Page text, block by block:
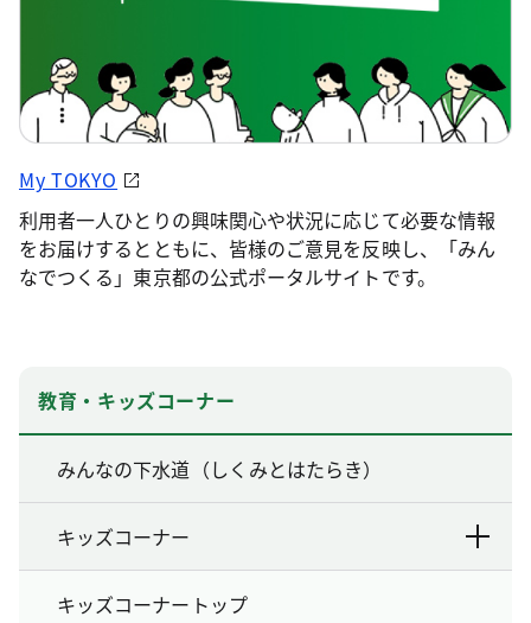
My TOKYO
利用者一人ひとりの興味関心や状況に応じて必要な情報
をお届けするとともに、皆様のご意見を反映し、「みん
なでつくる」東京都の公式ポータルサイトです。
教育・キッズコーナー
みんなの下水道（しくみとはたらき）
キッズコーナー
キッズコーナートップ